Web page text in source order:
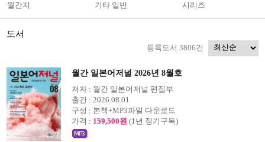
월간지
기타 일반 시리즈
도서
등록도서 3806건
월간 일본어저널 2026년 8월호
저자 : 월간 일본어저널 편집부
출간 : 2026.08.01
구성 : 본책+MP3파일 다운로드
가격 : 159,500원 (1년 정기구독)